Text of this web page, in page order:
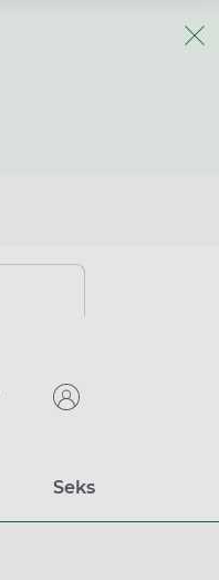
Seks